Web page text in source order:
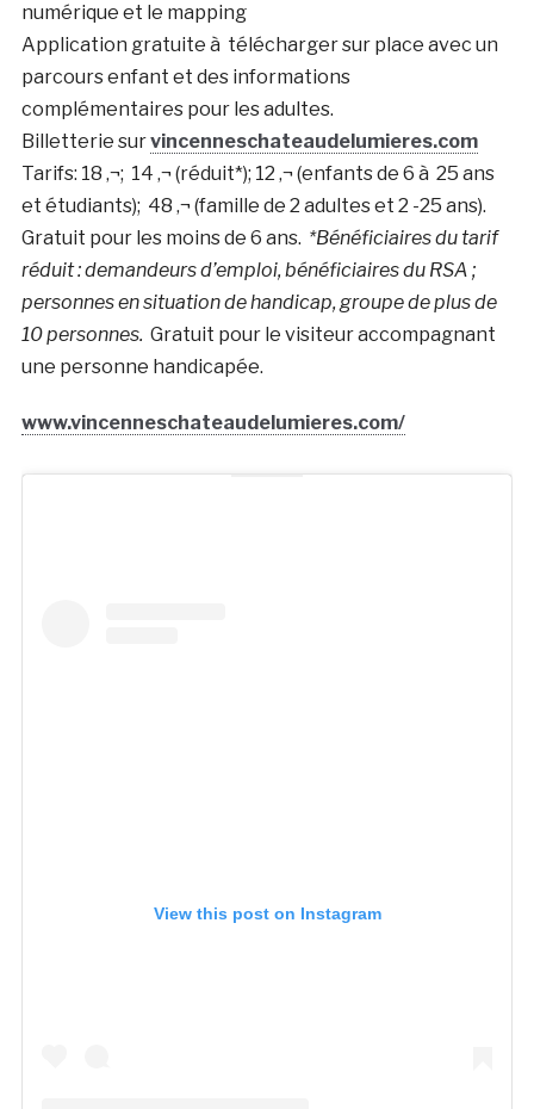
numérique et le mapping
Application gratuite à télécharger sur place avec un
parcours enfant et des informations
complémentaires pour les adultes.
Billetterie survincenneschateaudelumieres.com
Tarifs: 18 ‚¬; 14 ‚¬ (réduit*); 12 ‚¬ (enfants de 6 à 25 ans
et étudiants); 48 ‚¬ (famille de 2 adultes et 2 -25 ans).
Gratuit pour les moins de 6 ans. *Bénéficiaires du tarif
réduit : demandeurs d’emploi, bénéficiaires du RSA ;
personnes en situation de handicap, groupe de plus de
10 personnes. Gratuit pour le visiteur accompagnant
une personne handicapée.
www.vincenneschateaudelumieres.com/
View this post on Instagram